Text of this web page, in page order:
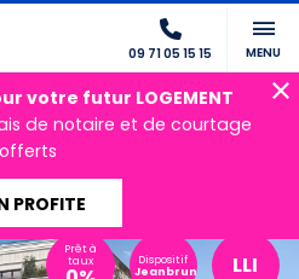
09 71 05 15 15 MENU
votre futur LOGEMENT
de notaire et de courtage
offerts
PROFITE
Prêt à
taux
Dispositif
Jeanbrun
LLI